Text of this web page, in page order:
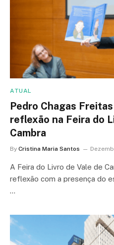
ATUAL
Pedro Chagas
reflexão na Feira do
Cambra
By Cristina Maria Santos
A Feira do Livro de Vale de
reflexão com a presença do
…